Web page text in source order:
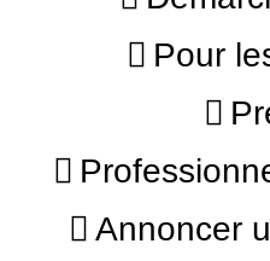
Pour
Annoncer